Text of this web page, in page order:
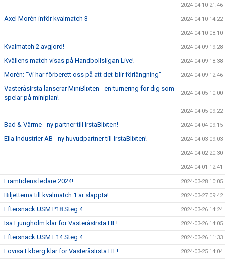
2024-04-10 21:46
Axel Morén inför kvalmatch 3 2024-04-10 14:22
2024-04-10 08:10
Kvalmatch 2 avgjord! 2024-04-09 19:28
Kvällens match visas på Handbollsligan Live! 2024-04-09 18:38
Morén: "Vi har förberett oss på att det blir förlängning" 2024-04-09 12:46
VästeråsIrsta lanserar MiniBlixten - en turnering för dig som
spelar på miniplan!
2024-04-05 10:00
2024-04-05 09:22
Bad & Värme - ny partner till IrstaBlixten! 2024-04-04 09:15
Ella Industrier AB - ny huvudpartner till IrstaBlixten! 2024-04-03 09:03
2024-04-02 20:30
2024-04-01 12:41
Framtidens ledare 2024! 2024-03-28 10:05
Biljetterna till kvalmatch 1 är släppta! 2024-03-27 09:42
Eftersnack USM P18 Steg 4 2024-03-26 14:24
Isa Ljungholm klar för VästeråsIrsta HF! 2024-03-26 14:05
Eftersnack USM F14 Steg 4 2024-03-26 11:33
Lovisa Ekberg klar för VästeråsIrsta HF! 2024-03-25 14:04